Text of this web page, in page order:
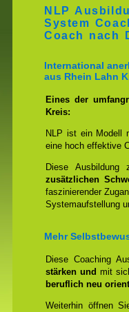
NLP
System
Coach nach
International
aus Rhein Lahn
Eines der
Kreis:
NLP ist ein Modell
eine hoch effektive
Diese Ausbildung
zusätzlichen
faszinierender
Systemaufstellung
Mehr
Diese Coaching
stärken und mit
beruflich neu
Weiterhin öffnen